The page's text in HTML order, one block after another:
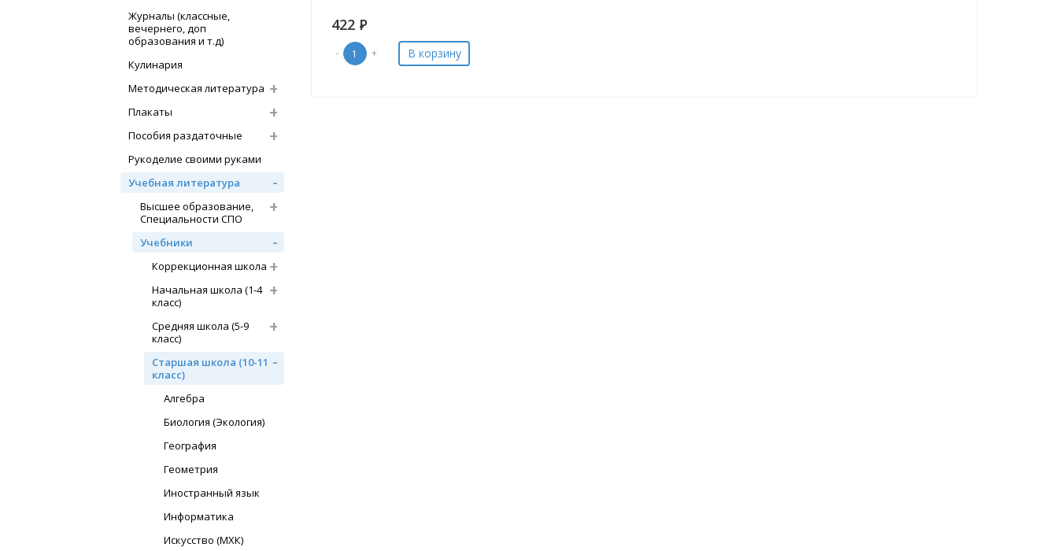
Журналы (классные,
вечернего, доп
образования и т.д)
Кулинария
Методическая литература
Плакаты
Пособия раздаточные
Рукоделие своими руками
Учебная литература
Высшее образование,
Специальности СПО
Учебники
Коррекционная школа
Начальная школа (1-4
класс)
Средняя школа (5-9
класс)
Старшая школа (10-11
класс)
Алгебра
Биология (Экология)
География
Геометрия
Иностранный язык
Информатика
Искусство (МХК)
422 Р
- + В корзину